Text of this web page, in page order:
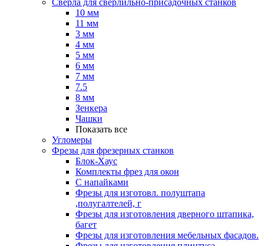
Сверла для сверлильно-присадочных станков
10 мм
11 мм
3 мм
4 мм
5 мм
6 мм
7 мм
7.5
8 мм
Зенкера
Чашки
Показать все
Угломеры
Фрезы для фрезерных станков
Блок-Хаус
Комплекты фрез для окон
С напайками
Фрезы для изготовл. полуштапа
,полугалтелей, г
Фрезы для изготовления дверного штапика,
багет
Фрезы для изготовления мебельных фасадов.